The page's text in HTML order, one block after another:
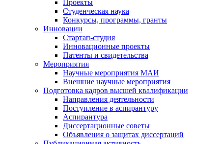
Проекты
Студенческая наука
Конкурсы, программы, гранты
Инновации
Стартап-студия
Инновационные проекты
Патенты и свидетельства
Мероприятия
Научные мероприятия МАИ
Внешние научные мероприятия
Подготовка кадров высшей квалификации
Направления деятельности
Поступление в аспирантуру
Аспирантура
Диссертационные советы
Объявления о защитах диссертаций